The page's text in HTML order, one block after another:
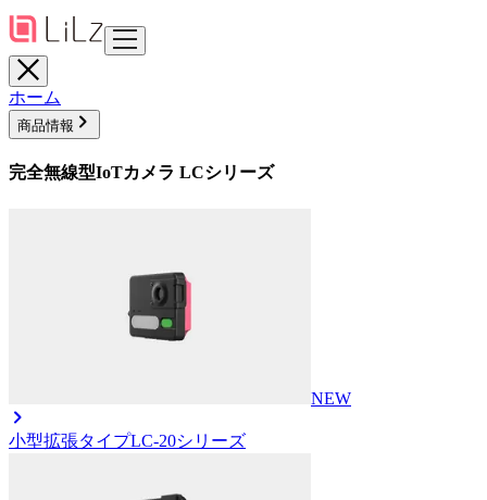
ホーム
商品情報
完全無線型IoTカメラ LCシリーズ
NEW
小型拡張タイプLC-20シリーズ